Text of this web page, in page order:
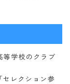
等学校のクラブ
レクション参